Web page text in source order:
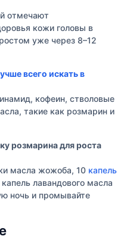
отмечают
кожи головы в
уже через 8–12
всего искать в
кофеин, стволовые
такие как розмарин и
розмарина для роста
масла жожоба, 10 капель
капель лавандового масла
ночь и промывайте